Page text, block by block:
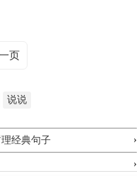
页
说说
经典句子 ›
›